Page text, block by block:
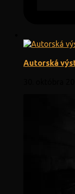
Autorská